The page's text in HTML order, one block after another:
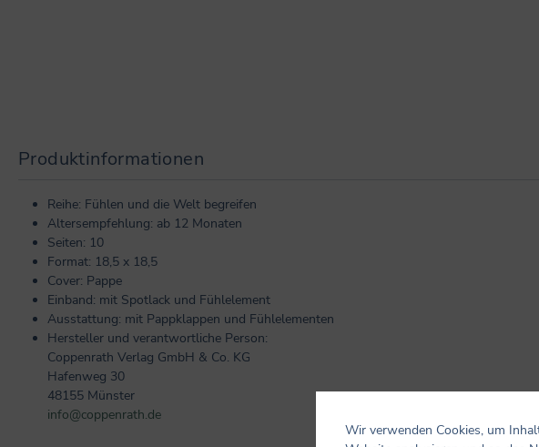
Produktinformationen
Reihe: Fühlen und die Welt begreifen
Altersempfehlung: ab 12 Monaten
Seiten: 10
Format: 18,5 x 18,5
Cover: Pappe
Einband: mit Spotlack und Fühlelement
Ausstattung: mit Pappklappen und Fühlelementen
Hersteller und verantwortliche Person:
Coppenrath Verlag GmbH & Co. KG
Hafenweg 30
48155 Münster
info@coppenrath.de
Wir verwenden Cookies, um